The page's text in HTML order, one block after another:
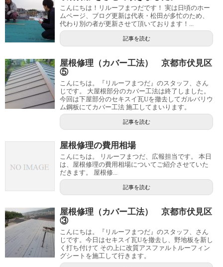
こんにちは！リルーフまつだです！ 実は日頃のホー
ムページ、ブログ更新は代表・松田が多忙のため、
代わり別の者が更新させて頂いております！...
記事を読む
屋根修理（カバー工法） 京都市伏見区
⑤
こんにちは。『リルーフまつだ』のスタッフ、さん
じです。 大屋根部分のカバー工法は終了しました。
今回は下屋部分のセキスイ瓦Uを撤去してガルバリウ
ム鋼板にてカバー工法 施工してまいります。
記事を読む
屋根修理の費用相場
こんにちは。 リルーフまつだ、広報担当です。 本日
は、屋根修理の費用相場についてご紹介させていた
だきます。 屋根修...
記事を読む
屋根修理（カバー工法） 京都市伏見区
③
こんにちは。『リルーフまつだ』のスタッフ、さん
じです。今日はセキスイ瓦Uを撤去し、野地板を新し
く打ち付けて その上に改質アスファルトルーフィン
グシートを施工して行きます。